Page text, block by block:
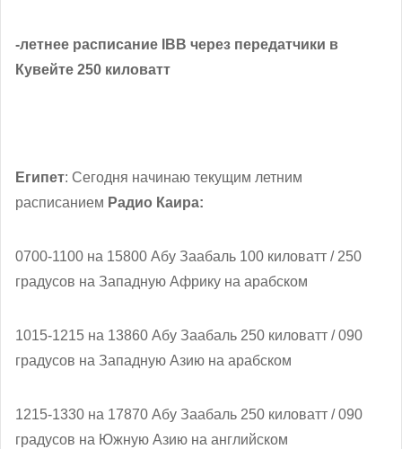
-летнее расписание IBB через передатчики в
Кувейте 250 киловатт
Египет: Сегодня начинаю текущим летним
расписанием Радио Каира:
0700-1100 на 15800 Абу Заабаль 100 киловатт / 250
градусов на Западную Африку на арабском
1015-1215 на 13860 Абу Заабаль 250 киловатт / 090
градусов на Западную Азию на арабском
1215-1330 на 17870 Абу Заабаль 250 киловатт / 090
градусов на Южную Азию на английском